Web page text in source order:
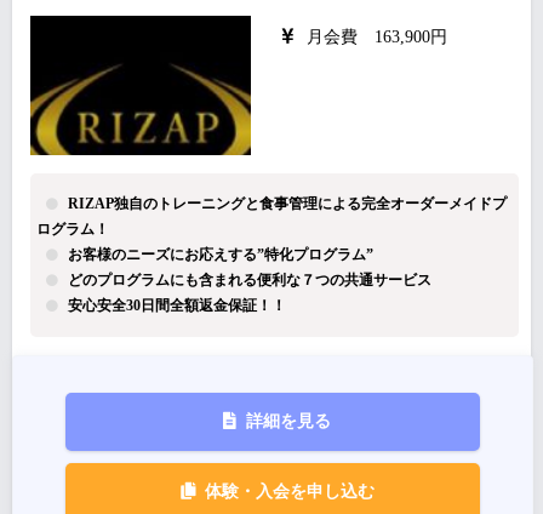
月会費 163,900円
RIZAP独自のトレーニングと食事管理による完全オーダーメイドプ
ログラム！
お客様のニーズにお応えする”特化プログラム”
どのプログラムにも含まれる便利な７つの共通サービス
安心安全30日間全額返金保証！！
詳細を見る
体験・入会を申し込む